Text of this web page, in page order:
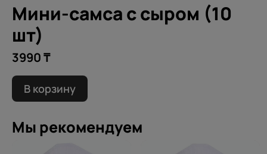
Мини-самса с сыром (10
шт)
3990 ₸
В корзину
Мы рекомендуем